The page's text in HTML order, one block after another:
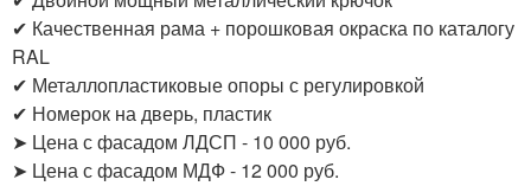
✔ Качественная рама + порошковая окраска по каталогу
RAL
✔ Металлопластиковые опоры с регулировкой
✔ Номерок на дверь, пластик
➤ Цена с фасадом ЛДСП - 10 000 руб.
➤ Цена с фасадом МДФ - 12 000 руб.